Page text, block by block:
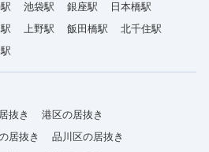
池袋駅 銀座駅
日本橋駅
上野駅 飯田橋駅
北千住駅
抜き
港区の居抜き
居抜き
品川区の居抜き